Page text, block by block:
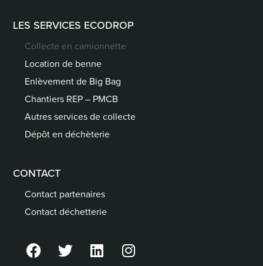
LES SERVICES ECODROP
Collecte en camionnette
Location de benne
Enlèvement de Big Bag
Chantiers REP – PMCB
Autres services de collecte
Dépôt en déchèterie
CONTACT
Contact partenaires
Contact déchetterie